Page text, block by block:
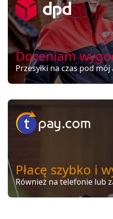
Doceniam
Przesyłki na czas pod mój
Płacę szybko i
Również na telefonie lub